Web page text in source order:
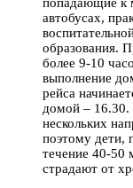
автобусах,
образования.
более 9-10
выполнение
рейса
домой – 16.30.
нескольких
поэтому
течение 40-50
страдают от